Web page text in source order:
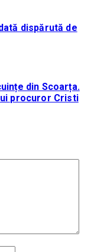
dispărută de
din Scoarța.
procuror Cristi